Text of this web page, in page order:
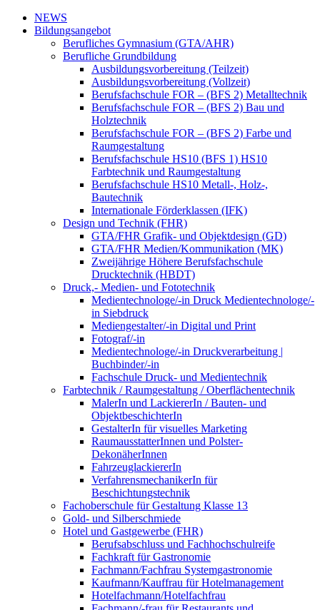
NEWS
Bildungsangebot
Berufliches Gymnasium (GTA/AHR)
Berufliche Grundbildung
Ausbildungsvorbereitung (Teilzeit)
Ausbildungsvorbereitung (Vollzeit)
Berufsfachschule FOR – (BFS 2) Metalltechnik
Berufsfachschule FOR – (BFS 2) Bau und
Holztechnik
Berufsfachschule FOR – (BFS 2) Farbe und
Raumgestaltung
Berufsfachschule HS10 (BFS 1) HS10
Farbtechnik und Raumgestaltung
Berufsfachschule HS10 Metall-, Holz-,
Bautechnik
Internationale Förderklassen (IFK)
Design und Technik (FHR)
GTA/FHR Grafik- und Objektdesign (GD)
GTA/FHR Medien/Kommunikation (MK)
Zweijährige Höhere Berufsfachschule
Drucktechnik (HBDT)
Druck,- Medien- und Fototechnik
Medientechnologe/-in Druck Medientechnologe/-
in Siebdruck
Mediengestalter/-in Digital und Print
Fotograf/-in
Medientechnologe/-in Druckverarbeitung |
Buchbinder/-in
Fachschule Druck- und Medientechnik
Farbtechnik / Raumgestaltung / Oberflächentechnik
MalerIn und LackiererIn / Bauten- und
ObjektbeschichterIn
GestalterIn für visuelles Marketing
RaumausstatterInnen und Polster-
DekonäherInnen
FahrzeuglackiererIn
VerfahrensmechanikerIn für
Beschichtungstechnik
Fachoberschule für Gestaltung Klasse 13
Gold- und Silberschmiede
Hotel und Gastgewerbe (FHR)
Berufsabschluss und Fachhochschulreife
Fachkraft für Gastronomie
Fachmann/Fachfrau Systemgastronomie
Kaufmann/Kauffrau für Hotelmanagement
Hotelfachmann/Hotelfachfrau